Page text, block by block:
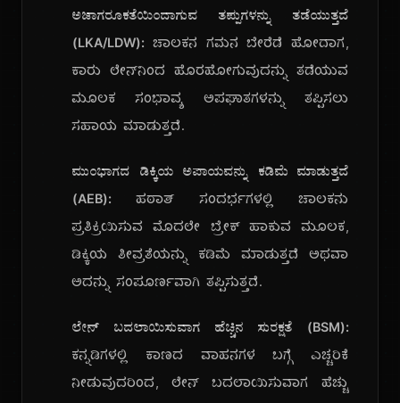
ಅಜಾಗರೂಕತೆಯಿಂದಾಗುವ ತಪ್ಪುಗಳನ್ನು ತಡೆಯುತ್ತದೆ
(LKA/LDW): ಚಾಲಕನ ಗಮನ ಬೇರೆಡೆ ಹೋದಾಗ,
ಕಾರು ಲೇನ್‌ನಿಂದ ಹೊರಹೋಗುವುದನ್ನು ತಡೆಯುವ
ಮೂಲಕ ಸಂಭಾವ್ಯ ಅಪಘಾತಗಳನ್ನು ತಪ್ಪಿಸಲು
ಸಹಾಯ ಮಾಡುತ್ತದೆ.
ಮುಂಭಾಗದ ಡಿಕ್ಕಿಯ ಅಪಾಯವನ್ನು ಕಡಿಮೆ ಮಾಡುತ್ತದೆ
(AEB): ಹಠಾತ್ ಸಂದರ್ಭಗಳಲ್ಲಿ ಚಾಲಕನು
ಪ್ರತಿಕ್ರಿಯಿಸುವ ಮೊದಲೇ ಬ್ರೇಕ್ ಹಾಕುವ ಮೂಲಕ,
ಡಿಕ್ಕಿಯ ತೀವ್ರತೆಯನ್ನು ಕಡಿಮೆ ಮಾಡುತ್ತದೆ ಅಥವಾ
ಅದನ್ನು ಸಂಪೂರ್ಣವಾಗಿ ತಪ್ಪಿಸುತ್ತದೆ.
ಲೇನ್ ಬದಲಾಯಿಸುವಾಗ ಹೆಚ್ಚಿನ ಸುರಕ್ಷತೆ (BSM):
ಕನ್ನಡಿಗಳಲ್ಲಿ ಕಾಣದ ವಾಹನಗಳ ಬಗ್ಗೆ ಎಚ್ಚರಿಕೆ
ನೀಡುವುದರಿಂದ, ಲೇನ್ ಬದಲಾಯಿಸುವಾಗ ಹೆಚ್ಚು